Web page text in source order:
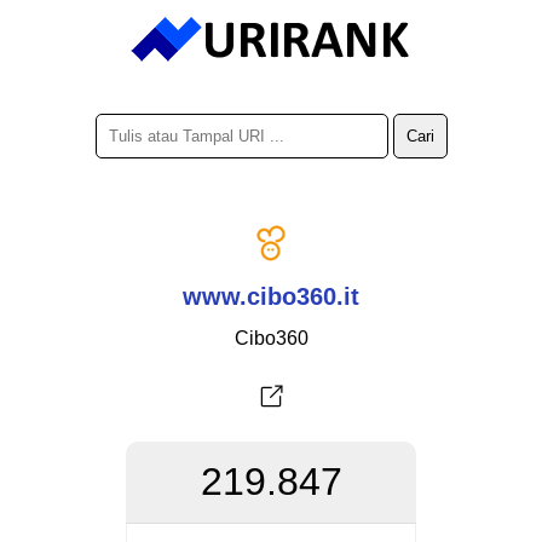
www.cibo360.it
Cibo360
219.847